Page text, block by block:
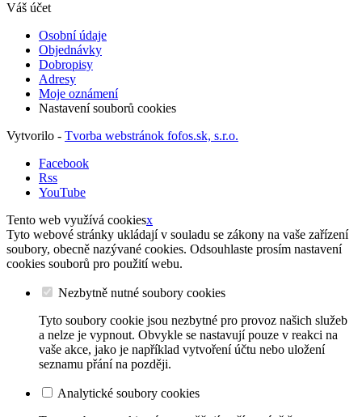
Váš účet
Osobní údaje
Objednávky
Dobropisy
Adresy
Moje oznámení
Nastavení souborů cookies
Vytvorilo - Tvorba webstránok fofos.sk, s.r.o.
Facebook
Rss
YouTube
Tento web využívá cookiesx
Tyto webové stránky ukládají v souladu se zákony na vaše zařízení
soubory, obecně nazývané cookies. Odsouhlaste prosím nastavení
cookies souborů pro použití webu.
Nezbytně nutné soubory cookies
Tyto soubory cookie jsou nezbytné pro provoz našich služeb
a nelze je vypnout. Obvykle se nastavují pouze v reakci na
vaše akce, jako je například vytvoření účtu nebo uložení
seznamu přání na později.
Analytické soubory cookies